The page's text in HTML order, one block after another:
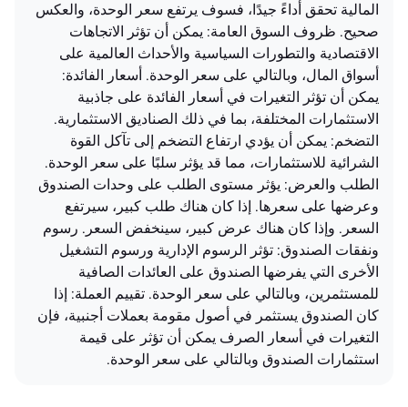
المالية تحقق أداءً جيدًا، فسوف يرتفع سعر الوحدة، والعكس
صحيح. ظروف السوق العامة: يمكن أن تؤثر الاتجاهات
الاقتصادية والتطورات السياسية والأحداث العالمية على
أسواق المال، وبالتالي على سعر الوحدة. أسعار الفائدة:
يمكن أن تؤثر التغيرات في أسعار الفائدة على جاذبية
الاستثمارات المختلفة، بما في ذلك الصناديق الاستثمارية.
التضخم: يمكن أن يؤدي ارتفاع التضخم إلى تآكل القوة
الشرائية للاستثمارات، مما قد يؤثر سلبًا على سعر الوحدة.
الطلب والعرض: يؤثر مستوى الطلب على وحدات الصندوق
وعرضها على سعرها. إذا كان هناك طلب كبير، سيرتفع
السعر. وإذا كان هناك عرض كبير، سينخفض السعر. رسوم
ونفقات الصندوق: تؤثر الرسوم الإدارية ورسوم التشغيل
الأخرى التي يفرضها الصندوق على العائدات الصافية
للمستثمرين، وبالتالي على سعر الوحدة. تقييم العملة: إذا
كان الصندوق يستثمر في أصول مقومة بعملات أجنبية، فإن
التغيرات في أسعار الصرف يمكن أن تؤثر على قيمة
استثمارات الصندوق وبالتالي على سعر الوحدة.